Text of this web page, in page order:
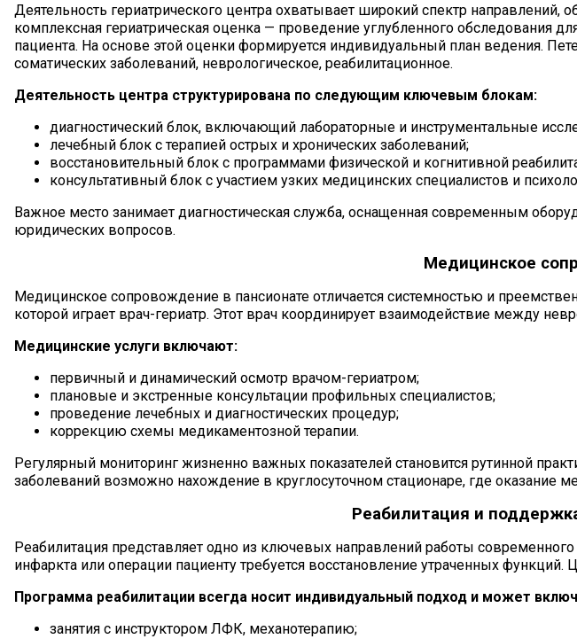
Деятельность гериатрического центра охватывает широкий спектр
комплексная гериатрическая оценка — проведение углубленного обследования
пациента. На основе этой оценки формируется индивидуальный план ведения.
соматических заболеваний, неврологическое, реабилитационное.
Деятельность центра структурирована по следующим ключевым блокам:
диагностический блок, включающий лабораторные и инструментальные
лечебный блок с терапией острых и хронических заболеваний;
восстановительный блок с программами физической и когнитивной
консультативный блок с участием узких медицинских специалистов и
Важное место занимает диагностическая служба, оснащенная современным
юридических вопросов.
Медицинское
Медицинское сопровождение в пансионате отличается системностью и
которой играет врач-гериатр. Этот врач координирует взаимодействие между
Медицинские услуги включают:
первичный и динамический осмотр врачом-гериатром;
плановые и экстренные консультации профильных специалистов;
проведение лечебных и диагностических процедур;
коррекцию схемы медикаментозной терапии.
Регулярный мониторинг жизненно важных показателей становится рутинной
заболеваний возможно нахождение в круглосуточном стационаре, где оказание
Реабилитация и
Реабилитация представляет одно из ключевых направлений работы
инфаркта или операции пациенту требуется восстановление утраченных
Программа реабилитации всегда носит индивидуальный подход и может
занятия с инструктором ЛФК, механотерапию;